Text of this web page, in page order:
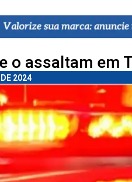
o assaltam em
2024